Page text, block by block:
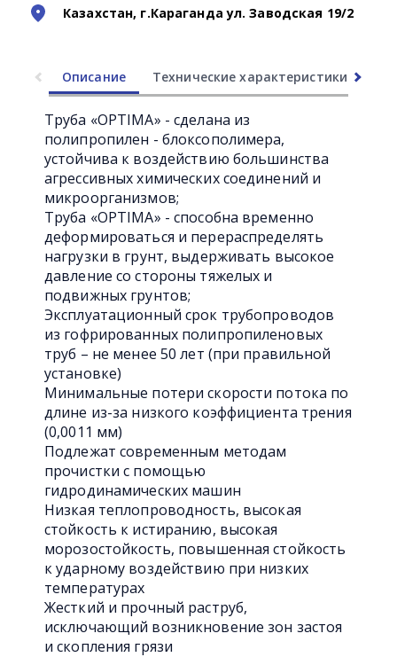
Казахстан, г.Караганда ул. Заводская 19/2
Описание Технические характеристики
Труба «OPTIMA» - сделана из
полипропилен - блоксополимера,
устойчива к воздействию большинства
агрессивных химических соединений и
микроорганизмов;
Труба «OPTIMA» - способна временно
деформироваться и перераспределять
нагрузки в грунт, выдерживать высокое
давление со стороны тяжелых и
подвижных грунтов;
Эксплуатационный срок трубопроводов
из гофрированных полипропиленовых
труб – не менее 50 лет (при правильной
установке)
Минимальные потери скорости потока по
длине из-за низкого коэффициента трения
(0,0011 мм)
Подлежат современным методам
прочистки с помощью
гидродинамических машин
Низкая теплопроводность, высокая
стойкость к истиранию, высокая
морозостойкость, повышенная стойкость
к ударному воздействию при низких
температурах
Жесткий и прочный раструб,
исключающий возникновение зон застоя
и скопления грязи